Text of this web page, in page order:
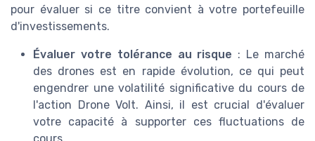
pour évaluer si ce titre convient à votre portefeuille
d'investissements.
Évaluer votre tolérance au risque : Le marché
des drones est en rapide évolution, ce qui peut
engendrer une volatilité significative du cours de
l'action Drone Volt. Ainsi, il est crucial d'évaluer
votre capacité à supporter ces fluctuations de